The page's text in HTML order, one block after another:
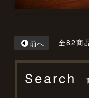
全82商
前へ
Search